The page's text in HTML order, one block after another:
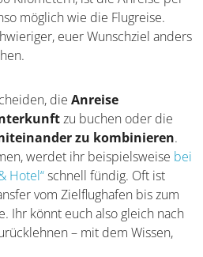
der Anreise. Liegt das
schwieriger, euer
Flugzeug zu erreichen.
dieAnreise
zu buchen oder die
zu kombinieren.
werdet ihr beispielsweise
& Hotel“